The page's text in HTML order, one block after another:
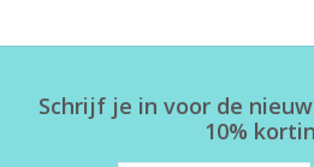
Schrijf je in voor de
10%